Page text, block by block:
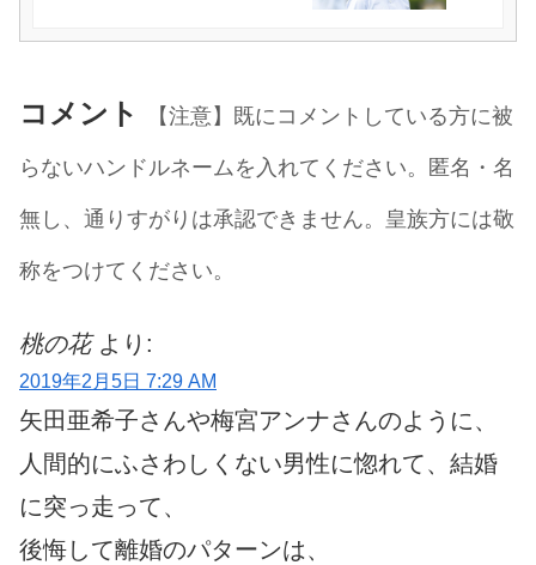
コメント
【注意】既にコメントしている方に被
らないハンドルネームを入れてください。匿名・名
無し、通りすがりは承認できません。皇族方には敬
称をつけてください。
桃の花 より:
2019年2月5日 7:29 AM
矢田亜希子さんや梅宮アンナさんのように、
人間的にふさわしくない男性に惚れて、結婚
に突っ走って、
後悔して離婚のパターンは、